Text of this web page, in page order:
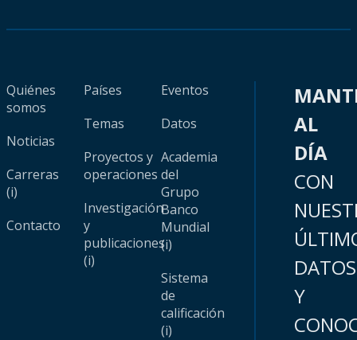
Quiénes
somos
Noticias
Carreras
(i)
Contacto
Países
Temas
Proyectos y
operaciones
Investigación
y
publicaciones
(i)
Eventos
Datos
Academia
del
Grupo
Banco
Mundial
(i)
Sistema
de
calificación
(i)
AL
DÍA
CON
DATOS
Y